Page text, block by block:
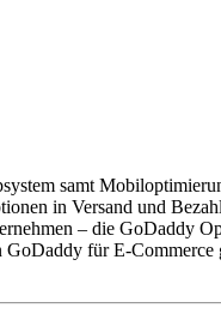
samt
in Versand und
– die GoDaddy
für E-